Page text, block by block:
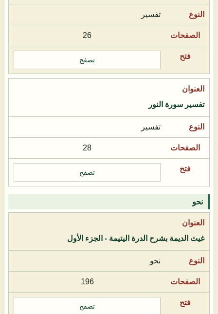
تفسير
26
تصفح
تفسير سورة النور
تفسير
28
تصفح
نحو
غيث الديمة بشرح الدرة اليتيمة - الجزء الأول
نحو
196
تصفح